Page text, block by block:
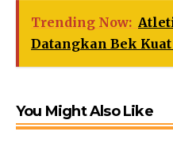
Trending Now:
Datangkan Bek
You Might Also Like